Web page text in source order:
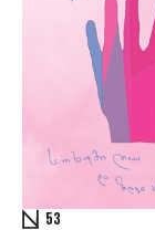
53